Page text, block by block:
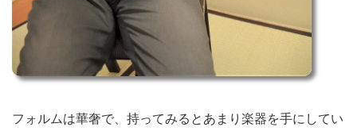
フォルムは華奢で、持ってみるとあまり楽器を手にしてい